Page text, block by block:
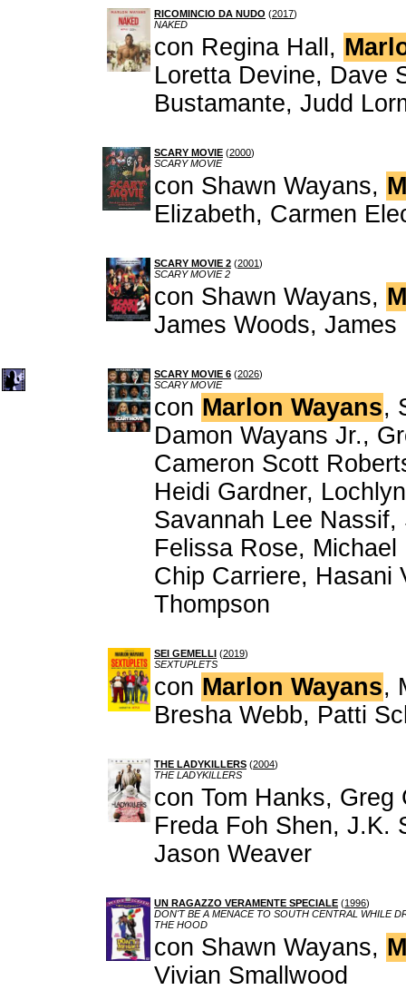
RICOMINCIO DA NUDO (2017)
NAKED
con Regina Hall,
Loretta Devine, Dave
Bustamante, Judd
SCARY MOVIE (2000)
SCARY MOVIE
con Shawn Wayans,
Elizabeth, Carmen
SCARY MOVIE 2 (2001)
SCARY MOVIE 2
con Shawn Wayans,
James Woods,
SCARY MOVIE 6 (2026)
SCARY MOVIE
con Marlon Wayans,
Damon Wayans Jr.,
Cameron Scott
Heidi Gardner,
Savannah Lee
Felissa Rose,
Chip Carriere, Hasani
Thompson
SEI GEMELLI (2019)
SEXTUPLETS
con Marlon Wayans,
Bresha Webb, Patti
THE LADYKILLERS (2004)
THE LADYKILLERS
con Tom Hanks,
Freda Foh Shen, J.K.
Jason Weaver
UN RAGAZZO VERAMENTE SPECIALE (1996)
DON'T BE A MENACE TO SOUTH CENTRAL WHILE
THE HOOD
con Shawn Wayans,
Vivian Smallwood